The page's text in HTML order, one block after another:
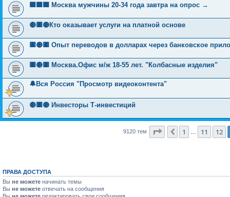
🟩🟩🟩 Москва мужчины 20-34 года завтра на опрос →
🟡🟥🟡Кто оказывает услуги на платной основе
🟥🟡🟥 Опыт переводов в долларах через банковское
🟥🟡🟥 Москва.Офис м/ж 18-55 лет. "Колбасные изделия"
🔔Вся Россия "Просмотр видеоконтента"
🟡🟥🟡 Инвесторы Т-инвестиций
9120 тем Страница 13из 365
Пред.
1 11 12
ПРАВА ДОСТУПА
Вы не можете начинать темы
Вы не можете отвечать на сообщения